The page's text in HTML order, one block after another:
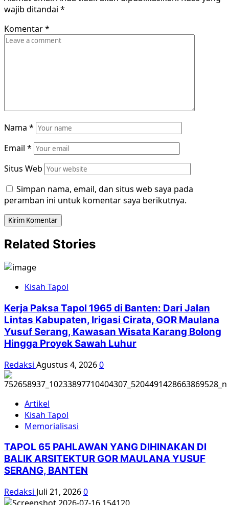
wajib ditandai *
Komentar*
Nama *
Email *
Situs Web
Simpan nama, email, dan situs web saya pada
peramban ini untuk komentar saya berikutnya.
Related Stories
Kisah Tapol
Kerja Paksa Tapol 1965 di Banten: Dari Jalan
Lintas Kabupaten, Irigasi Cirata, GOR Maulana
Yusuf Serang, Kawasan Wisata Karang Bolong
Hingga Proyek Sawah Luhur
Redaksi Agustus 4, 20260
Artikel
Kisah Tapol
Memorialisasi
TAPOL 65 PAHLAWAN YANG DIHINAKAN DI
BALIK ARSITEKTUR GOR MAULANA YUSUF
SERANG, BANTEN
Redaksi Juli 21, 20260